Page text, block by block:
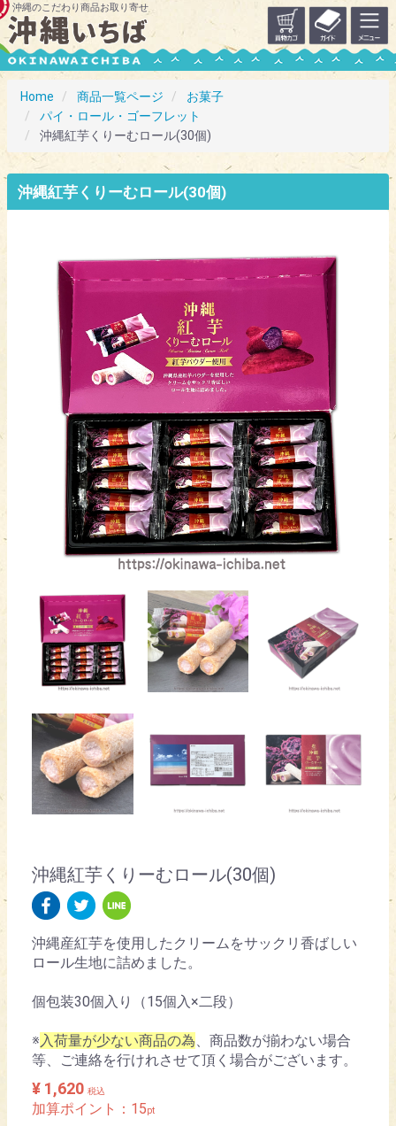
沖縄のこだわり商品お取り寄せ
Home 商品一覧ページ
お菓子
パイ・ロール・ゴーフレット
沖縄紅芋くりーむロール(30個)
沖縄紅芋くりーむロール(30個)
沖縄紅芋くりーむロール(30個)
沖縄産紅芋を使用したクリームをサックリ香ばしい
ロール生地に詰めました。
個包装30個入り（15個入×二段）
※入荷量が少ない商品の為、商品数が揃わない場合
等、ご連絡を行けれさせて頂く場合がございます。
¥ 1,620 税込
加算ポイント： 15pt